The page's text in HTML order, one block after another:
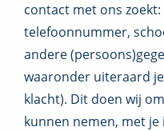
contact met ons
telefoonnummer,
andere
waaronder uiteraard
klacht). Dit doen wij
kunnen nemen, met